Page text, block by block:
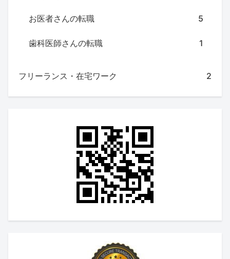
お医者さんの転職 5
歯科医師さんの転職 1
フリーランス・在宅ワーク 2